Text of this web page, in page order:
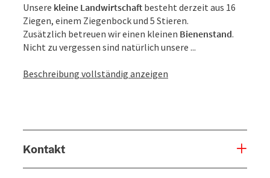
Unsere kleine Landwirtschaft besteht derzeit aus 16
Ziegen, einem Ziegenbock und 5 Stieren.
Zusätzlich betreuen wir einen kleinen Bienenstand.
Nicht zu vergessen sind natürlich unsere ...
Beschreibung vollständig anzeigen
Kontakt